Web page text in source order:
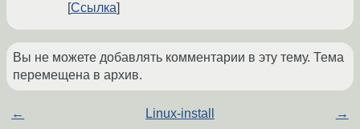
Ссылка
Вы не можете добавлять комментарии в эту тему. Тема
перемещена в архив.
← Linux-install →